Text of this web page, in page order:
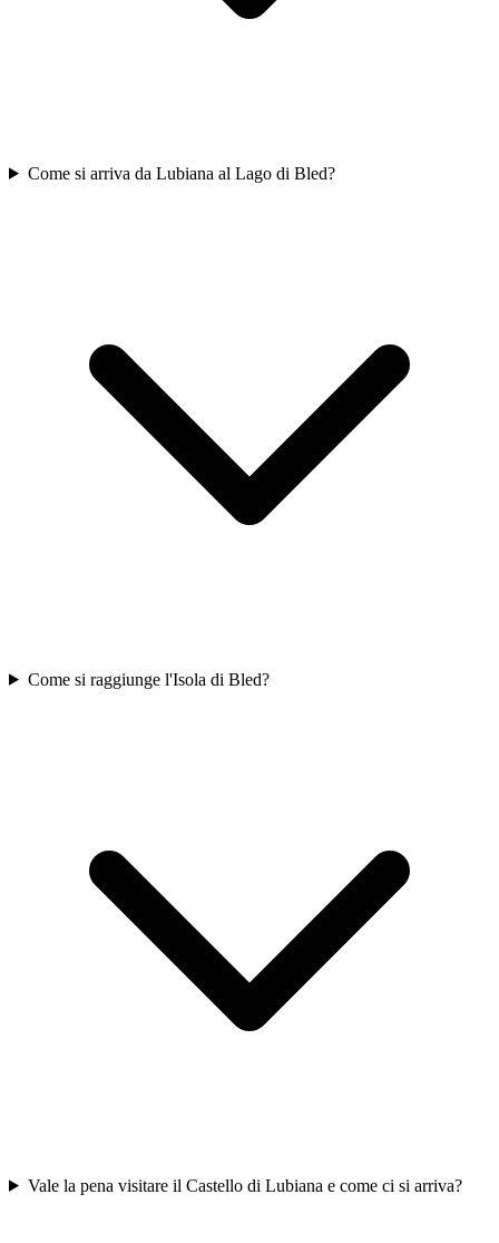
Come si arriva da Lubiana al Lago di Bled?
Come si raggiunge l'Isola di Bled?
Vale la pena visitare il Castello di Lubiana e come ci si arriva?